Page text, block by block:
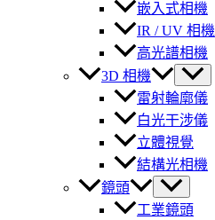
嵌入式相機
IR / UV 相機
高光譜相機
3D 相機
雷射輪廓儀
白光干涉儀
立體視覺
結構光相機
鏡頭
工業鏡頭